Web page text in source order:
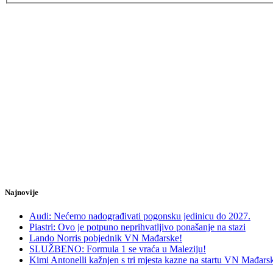
Najnovije
Audi: Nećemo nadograđivati pogonsku jedinicu do 2027.
Piastri: Ovo je potpuno neprihvatljivo ponašanje na stazi
Lando Norris pobjednik VN Mađarske!
SLUŽBENO: Formula 1 se vraća u Maleziju!
Kimi Antonelli kažnjen s tri mjesta kazne na startu VN